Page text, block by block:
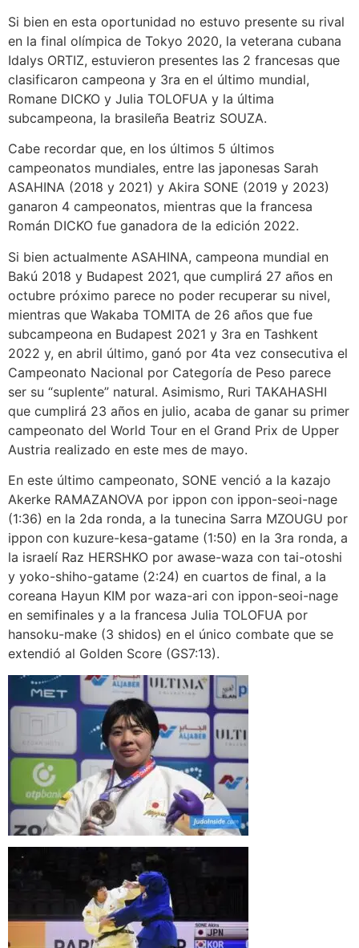
Si bien en esta oportunidad no estuvo presente su rival
en la final olímpica de Tokyo 2020, la veterana cubana
Idalys ORTIZ, estuvieron presentes las 2 francesas que
clasificaron campeona y 3ra en el último mundial,
Romane DICKO y Julia TOLOFUA y la última
subcampeona, la brasileña Beatriz SOUZA.
Cabe recordar que, en los últimos 5 últimos
campeonatos mundiales, entre las japonesas Sarah
ASAHINA (2018 y 2021) y Akira SONE (2019 y 2023)
ganaron 4 campeonatos, mientras que la francesa
Román DICKO fue ganadora de la edición 2022.
Si bien actualmente ASAHINA, campeona mundial en
Bakú 2018 y Budapest 2021, que cumplirá 27 años en
octubre próximo parece no poder recuperar su nivel,
mientras que Wakaba TOMITA de 26 años que fue
subcampeona en Budapest 2021 y 3ra en Tashkent
2022 y, en abril último, ganó por 4ta vez consecutiva el
Campeonato Nacional por Categoría de Peso parece
ser su “suplente” natural. Asimismo, Ruri TAKAHASHI
que cumplirá 23 años en julio, acaba de ganar su primer
campeonato del World Tour en el Grand Prix de Upper
Austria realizado en este mes de mayo.
En este último campeonato, SONE venció a la kazajo
Akerke RAMAZANOVA por ippon con ippon-seoi-nage
(1:36) en la 2da ronda, a la tunecina Sarra MZOUGU por
ippon con kuzure-kesa-gatame (1:50) en la 3ra ronda, a
la israelí Raz HERSHKO por awase-waza con tai-otoshi
y yoko-shiho-gatame (2:24) en cuartos de final, a la
coreana Hayun KIM por waza-ari con ippon-seoi-nage
en semifinales y a la francesa Julia TOLOFUA por
hansoku-make (3 shidos) en el único combate que se
extendió al Golden Score (GS7:13).